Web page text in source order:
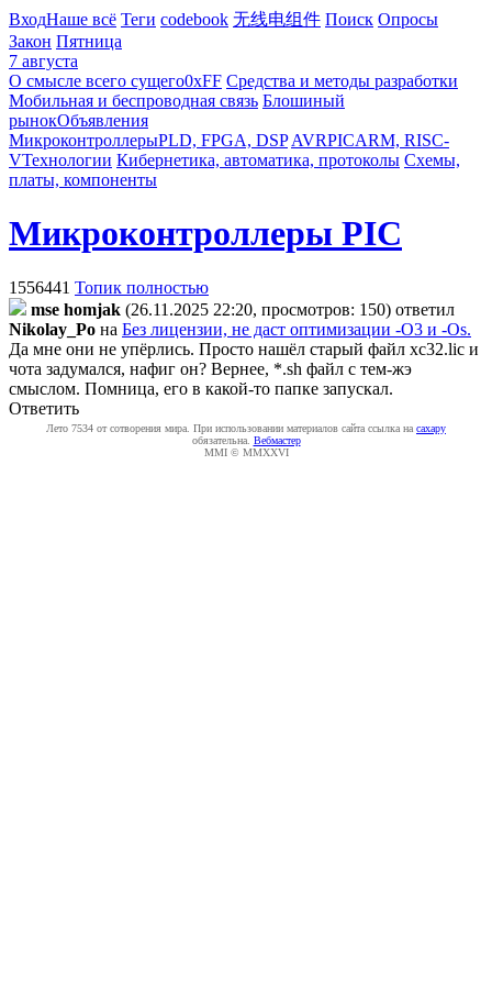
ВходНаше всё Теги codebook 无线电组件 Поиск Опросы
Закон Пятница
7 августа
О смысле всего сущего0xFF Средства и методы разработки
Мобильная и беспроводная связь Блошиный
рынокОбъявления
МикроконтроллерыPLD, FPGA, DSP AVRPICARM, RISC-
VТехнологии Кибернетика, автоматика, протоколы Схемы,
платы, компоненты
Микроконтроллеры PIC
1556441 Топик полностью
mse homjak (26.11.2025 22:20, просмотров: 150) ответил
Nikolay_Po на Без лицензии, не даст оптимизации -O3 и -Os.
Да мне они не упёрлись. Просто нашёл старый файл xc32.lic и
чота задумался, нафиг он? Вернее, *.sh файл с тем-жэ
смыслом. Помница, его в какой-то папке запускал.
Ответить
Лето 7534 от сотворения мира. При использовании материалов сайта ссылка на caxapу
обязательна. Вебмастер
MMI © MMXXVI